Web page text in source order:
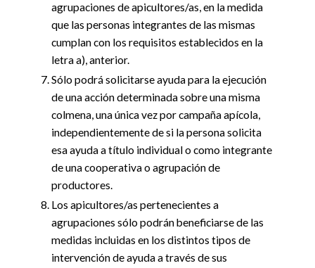
agrupaciones de apicultores/as, en la medida
que las personas integrantes de las mismas
cumplan con los requisitos establecidos en la
letra a), anterior.
Sólo podrá solicitarse ayuda para la ejecución
de una acción determinada sobre una misma
colmena, una única vez por campaña apícola,
independientemente de si la persona solicita
esa ayuda a título individual o como integrante
de una cooperativa o agrupación de
productores.
Los apicultores/as pertenecientes a
agrupaciones sólo podrán beneficiarse de las
medidas incluidas en los distintos tipos de
intervención de ayuda a través de sus